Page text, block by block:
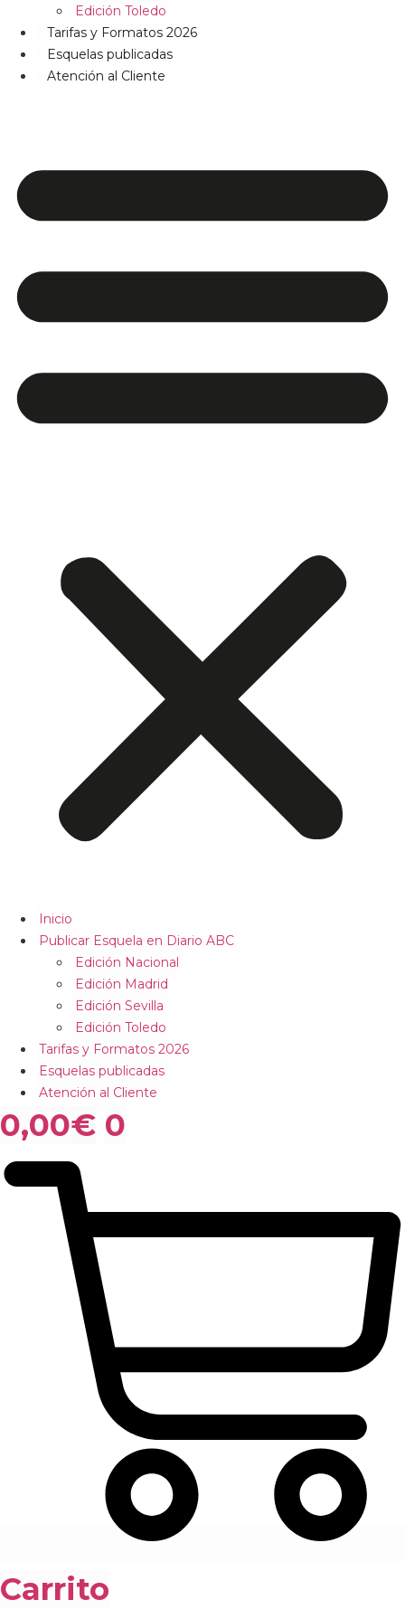
Edición Toledo
Tarifas y Formatos 2026
Esquelas publicadas
Atención al Cliente
Inicio
Publicar Esquela en Diario ABC
Edición Nacional
Edición Madrid
Edición Sevilla
Edición Toledo
Tarifas y Formatos 2026
Esquelas publicadas
Atención al Cliente
0,00€ 0
Carrito